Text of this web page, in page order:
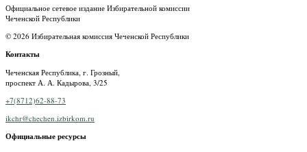
Официальное сетевое издание Избирательной комиссии
Чеченской Республики
© 2026 Избирательная комиссия Чеченской Республики
Контакты
Чеченская Республика, г. Грозный,
проспект А. А. Кадырова, 3/25
+7(8712)62-88-73
ikchr@chechen.izbirkom.ru
Официальные ресурсы